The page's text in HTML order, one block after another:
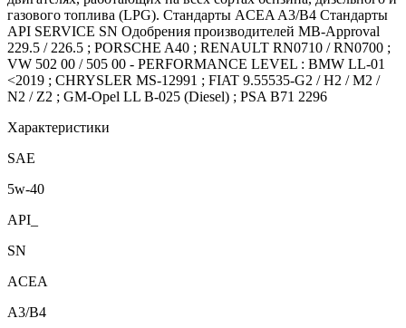
газового топлива (LPG). Стандарты ACEA A3/B4 Стандарты
API SERVICE SN Одобрения производителей MB-Approval
229.5 / 226.5 ; PORSCHE A40 ; RENAULT RN0710 / RN0700 ;
VW 502 00 / 505 00 - PERFORMANCE LEVEL : BMW LL-01
<2019 ; CHRYSLER MS-12991 ; FIAT 9.55535-G2 / H2 / M2 /
N2 / Z2 ; GM-Opel LL B-025 (Diesel) ; PSA B71 2296
Характеристики
SAE
5w-40
API_
SN
ACEA
A3/B4